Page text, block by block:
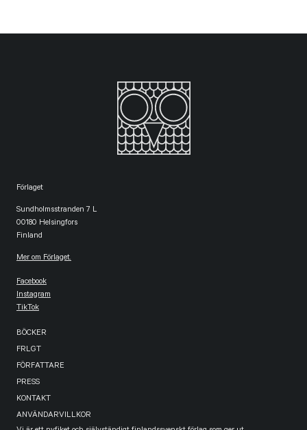
Förlaget
Sundholmsstranden 7 L
00180 Helsingfors
Finland
Mer om Förlaget.
Facebook
Instagram
TikTok
BÖCKER
FRLGT
FÖRFATTARE
PRESS
KONTAKT
ANVÄNDARVILLKOR